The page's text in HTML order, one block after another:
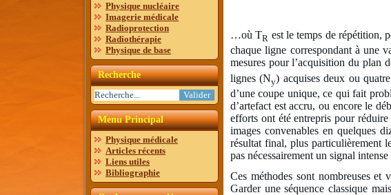
Physique nucléaire
Imagerie médicale
Radioprotection
Radiothérapie
Physique de base
Recherche
Menu Principal
Physique médicale
Articles récents
Liens utiles
Bibliographie
…où TR est le temps de répétition,
chaque ligne correspondant à une
mesures pour l’acquisition du plan
lignes (Ny) acquises deux ou
d’une coupe unique, ce qui fait
d’artefact est accru, ou encore le
efforts ont été entrepris pour
images convenables en quelques
résultat final, plus particulièrement
pas nécessairement un signal
Ces méthodes sont nombreuses
Garder une séquence classique